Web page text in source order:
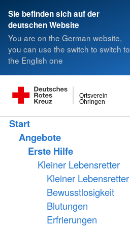
Sie befinden sich auf der
deutschen Website
You are on the German website,
you can use the switch to switch to
the English one
Öhringen
Ortsverein
Start
Angebote
Erste Hilfe
Kleiner Lebensretter
Kleiner Lebensretter
Bewusstlosigkeit
Blutungen
Erfrierungen